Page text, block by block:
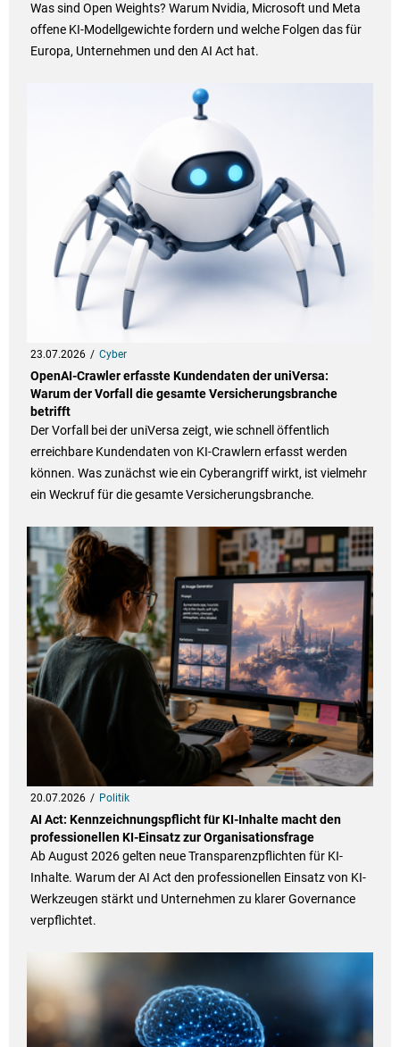
Was sind Open Weights? Warum Nvidia, Microsoft und Meta
offene KI-Modellgewichte fordern und welche Folgen das für
Europa, Unternehmen und den AI Act hat.
23.07.2026 Cyber
OpenAI-Crawler erfasste Kundendaten der uniVersa:
Warum der Vorfall die gesamte Versicherungsbranche
betrifft
Der Vorfall bei der uniVersa zeigt, wie schnell öffentlich
erreichbare Kundendaten von KI-Crawlern erfasst werden
können. Was zunächst wie ein Cyberangriff wirkt, ist vielmehr
ein Weckruf für die gesamte Versicherungsbranche.
20.07.2026 Politik
AI Act: Kennzeichnungspflicht für KI-Inhalte macht den
professionellen KI-Einsatz zur Organisationsfrage
Ab August 2026 gelten neue Transparenzpflichten für KI-
Inhalte. Warum der AI Act den professionellen Einsatz von KI-
Werkzeugen stärkt und Unternehmen zu klarer Governance
verpflichtet.